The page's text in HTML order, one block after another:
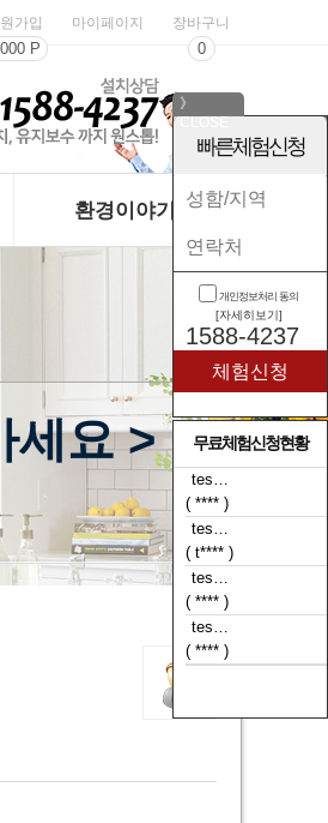
가입
P
마이페이지 장바구니
0
환경이야기
세요 >
》
빠른체험신청
개인정보처리 동의
[자세히보기]
1588-4237
무료체험신청현황
tes…
( **** )
tes…
( t**** )
tes…
( **** )
tes…
( **** )